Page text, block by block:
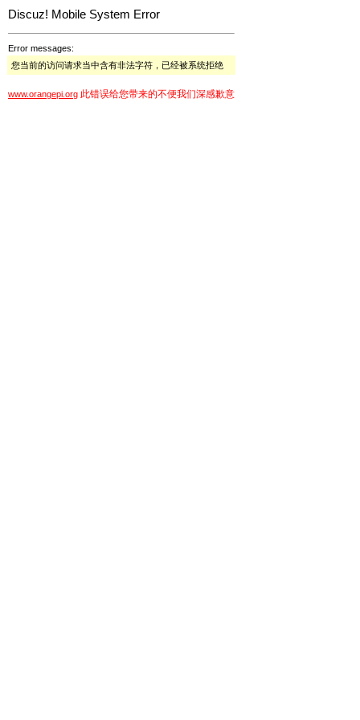
Discuz! Mobile System Error
Error messages:
您当前的访问请求当中含有非法字符，已经被系统拒绝
www.orangepi.org 此错误给您带来的不便我们深感歉意